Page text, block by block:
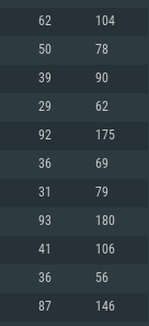
/ NVIDIA
le jeu est de 720p
Intel Xeon ne sont
AMD/Nvidia. La
(moins de 6 mois) /
par le jeu est de
62 104
50 78
39 90
29 62
92 175
36 69
31 79
93 180
41 106
36 56
87 146